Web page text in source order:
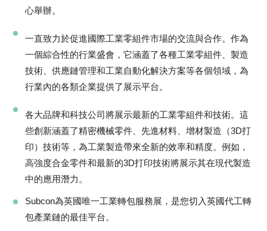
心舉辦。
一直致力於促進國際工業零組件市場的交流與合作。作為
一個綜合性的行業盛會，它涵蓋了各種工業零組件、製造
技術、供應鏈管理和工業自動化解決方案等各個領域，為
行業內的各類企業提供了展示平台。
各大品牌和科技公司將展示最新的工業零組件和技術。這
些創新涵蓋了精密機械零件、先進材料、增材製造（3D打
印）技術等，為工業製造帶來全新的效率和精度。例如，
高強度合金零件和最新的3D打印技術將展示其在現代製造
中的應用潛力。
Subcon為英國唯一工業轉包服務展，是您切入英國代工轉
包產業鏈的最佳平台。